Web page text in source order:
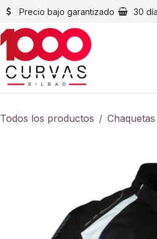
Precio bajo garantizado 30
Todos los productos Chaquetas